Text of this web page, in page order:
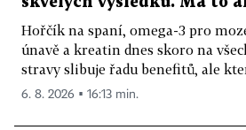
Hořčík na spaní, omega-3 pro
únavě a kreatin dnes skoro na
stravy slibuje řadu benefitů, ale
6. 8. 2026 ▪ 16:13 min.